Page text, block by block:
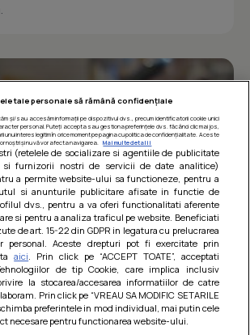
vinete cu arpagic rosu
preparat!
tale personale să rămână confidențiale
și/sau accesăm informații pe dispozitivul dvs., precum identificatorii cookie unici
personal. Puteți accepta sau gestiona preferințele dvs. făcând clic mai jos,
unui interes legitim în orice moment pe pagina cu politica de confidențialitate. Aceste
noștri și nu vă vor afecta navigarea.
Mai multe detalii
(retelele de socializare si agentiile de publicitate
si furnizorii nostri de servicii de date analitice)
a permite website-ului sa functioneze, pentru a
si anunturile publicitare afisate in functie de
dvs., pentru a va oferi functionalitati aferente
si pentru a analiza traficul pe website. Beneficiati
de art. 15-22 din GDPR in legatura cu prelucrarea
personal. Aceste drepturi pot fi exercitate prin
aici . Prin click pe “ACCEPT TOATE”, acceptati
de tip Cookie, care implica inclusiv
la stocarea/accesarea informatiilor de catre
Prin click pe “VREAU SA MODIFIC SETARILE
preferintele in mod individual, mai putin cele
necesare pentru functionarea website-ului.